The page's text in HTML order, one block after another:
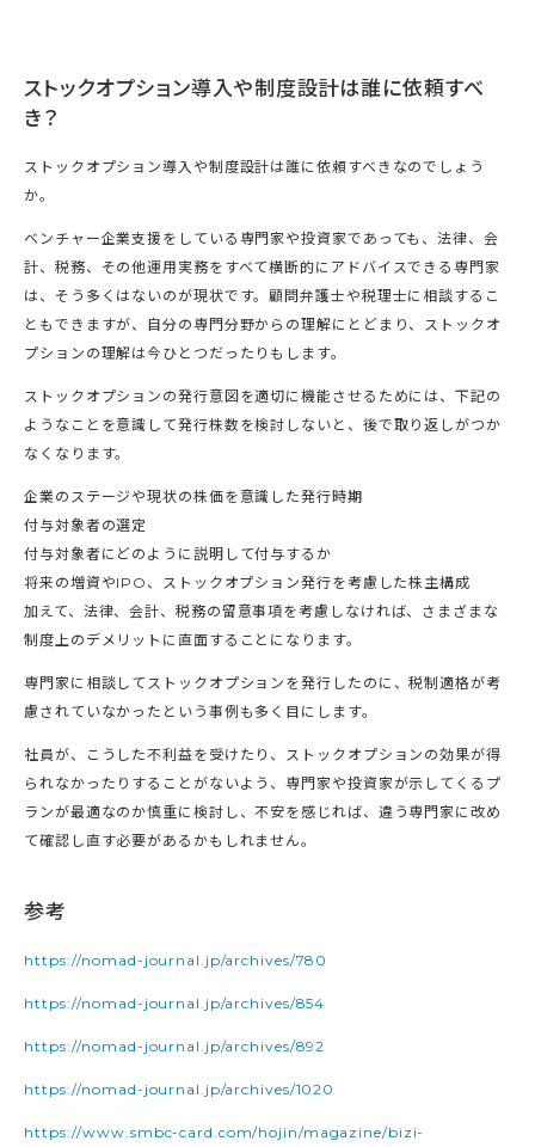
ストックオプション導入や制度設計は誰に依頼すべ
き？
ストックオプション導入や制度設計は誰に依頼すべきなのでしょう
か。
ベンチャー企業支援をしている専門家や投資家であっても、法律、会
計、税務、その他運用実務をすべて横断的にアドバイスできる専門家
は、そう多くはないのが現状です。顧問弁護士や税理士に相談するこ
ともできますが、自分の専門分野からの理解にとどまり、ストックオ
プションの理解は今ひとつだったりもします。
ストックオプションの発行意図を適切に機能させるためには、下記の
ようなことを意識して発行株数を検討しないと、後で取り返しがつか
なくなります。
企業のステージや現状の株価を意識した発行時期
付与対象者の選定
付与対象者にどのように説明して付与するか
将来の増資やIPO、ストックオプション発行を考慮した株主構成
加えて、法律、会計、税務の留意事項を考慮しなければ、さまざまな
制度上のデメリットに直面することになります。
専門家に相談してストックオプションを発行したのに、税制適格が考
慮されていなかったという事例も多く目にします。
社員が、こうした不利益を受けたり、ストックオプションの効果が得
られなかったりすることがないよう、専門家や投資家が示してくるプ
ランが最適なのか慎重に検討し、不安を感じれば、違う専門家に改め
て確認し直す必要があるかもしれません。
参考
https://nomad-journal.jp/archives/780
https://nomad-journal.jp/archives/854
https://nomad-journal.jp/archives/892
https://nomad-journal.jp/archives/1020
https://www.smbc-card.com/hojin/magazine/bizi-